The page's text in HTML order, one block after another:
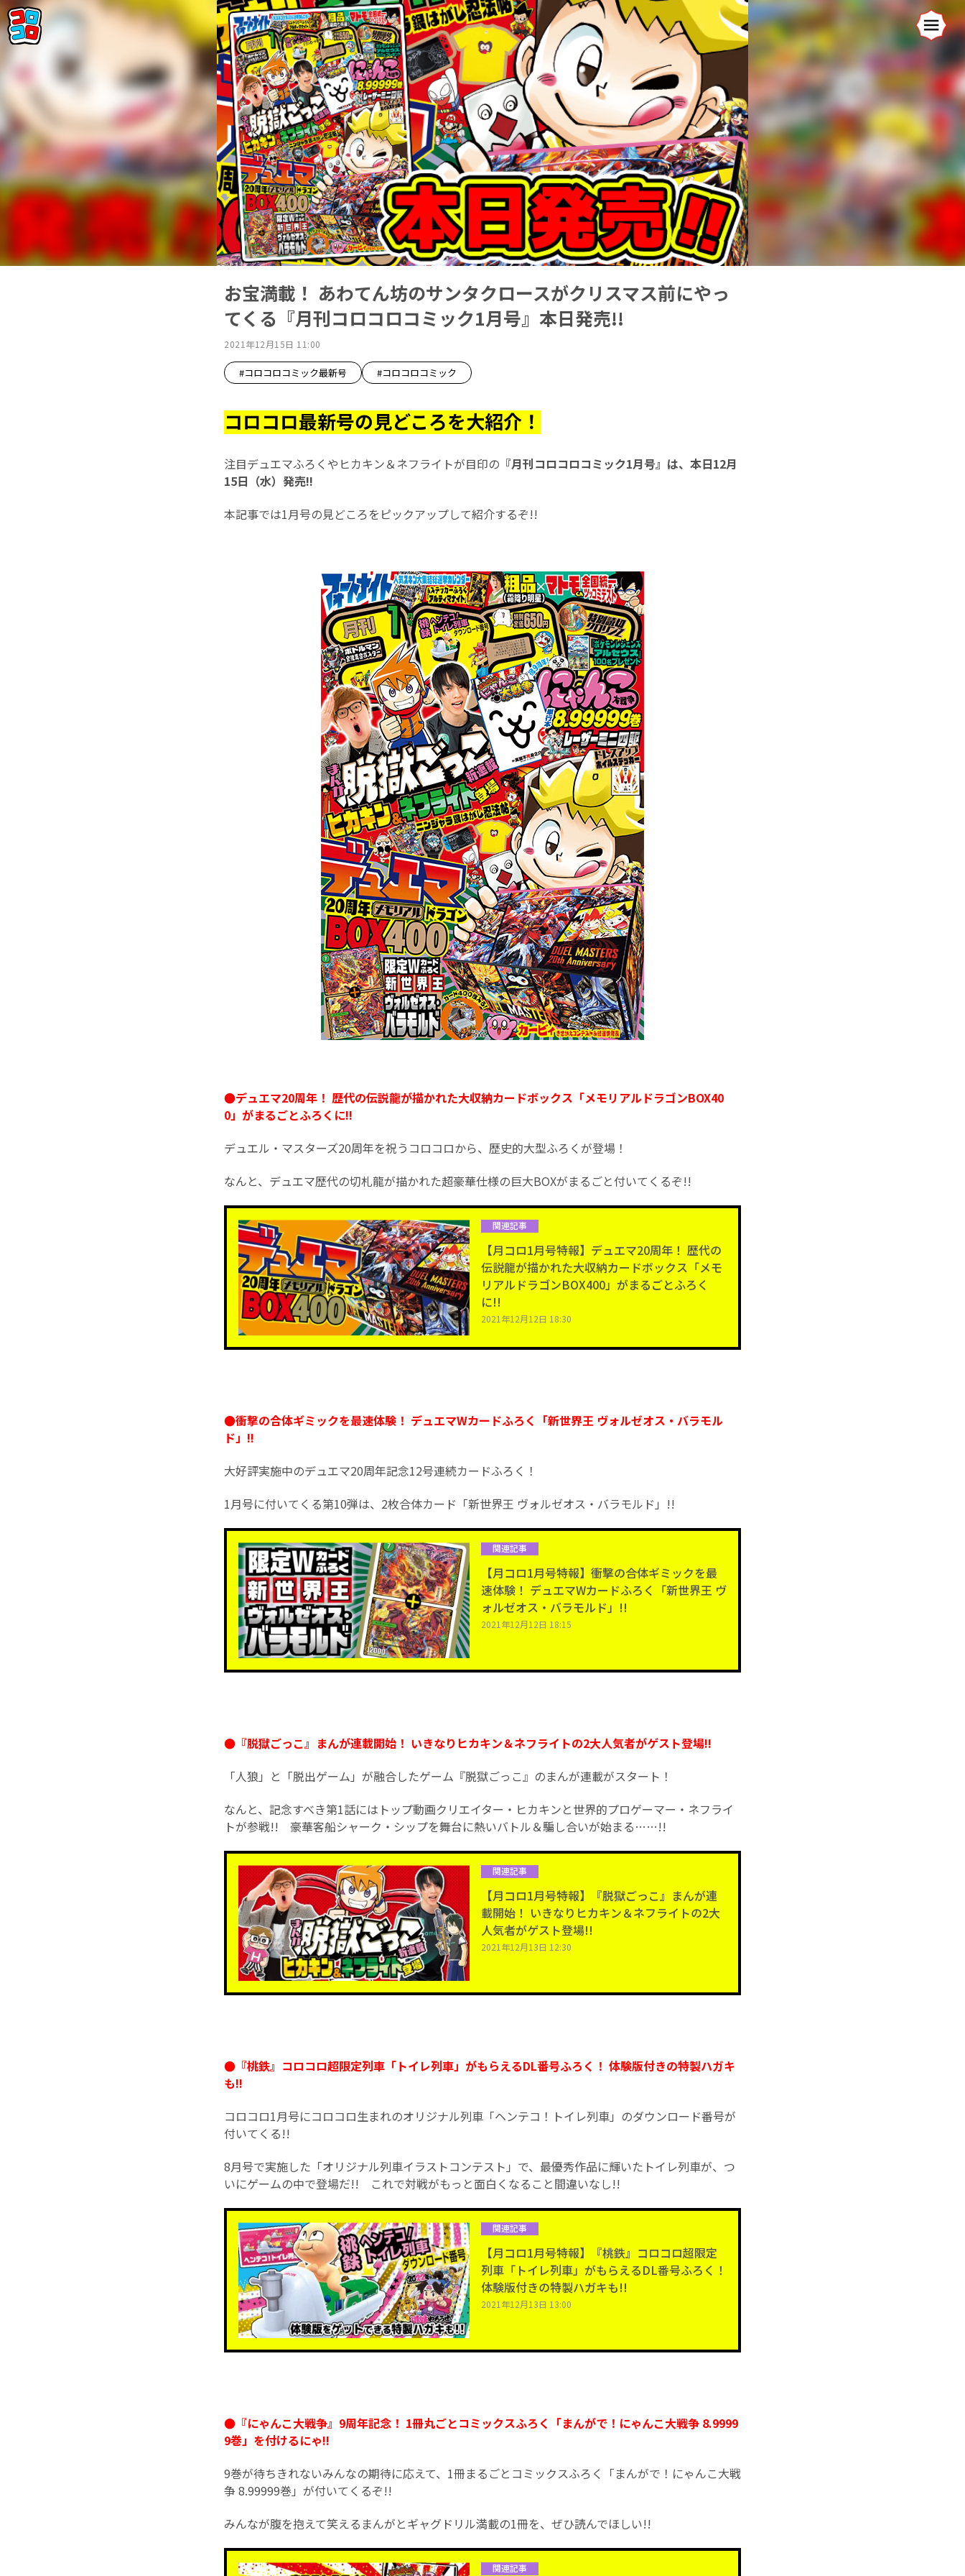
お宝満載！ あわてん坊のサンタクロースがクリスマス前にやっ
てくる『月刊コロコロコミック1月号』本日発売!!
2021年12月15日 11:00
#コロコロコミック最新号 #コロコロコミック
コロコロ最新号の見どころを大紹介！
注目デュエマふろくやヒカキン＆ネフライトが目印の 『月刊コロコロコミック1月号』は、本日12月
15日（水）発売!!
本記事では1月号の見どころをピックアップして紹介するぞ!!
●デュエマ20周年！ 歴代の伝説龍が描かれた大収納カードボックス「メモリアルドラゴンBOX40
0」がまるごとふろくに!!
デュエル・マスターズ20周年を祝うコロコロから、歴史的大型ふろくが登場！
なんと、デュエマ歴代の切札龍が描かれた超豪華仕様の巨大BOXがまるごと付いてくるぞ!!
関連記事
【月コロ1月号特報】デュエマ20周年！ 歴代の
伝説龍が描かれた大収納カードボックス「メモ
リアルドラゴンBOX400」がまるごとふろく
に!!
2021年12月12日 18:30
●衝撃の合体ギミックを最速体験！ デュエマWカードふろく「新世界王 ヴォルゼオス・バラモル
ド」!!
大好評実施中のデュエマ20周年記念12号連続カードふろく！
1月号に付いてくる第10弾は、2枚合体カード「新世界王 ヴォルゼオス・バラモルド」!!
関連記事
【月コロ1月号特報】衝撃の合体ギミックを最
速体験！ デュエマWカードふろく「新世界王 ヴ
ォルゼオス・バラモルド」!!
2021年12月12日 18:15
●『脱獄ごっこ』まんが連載開始！ いきなりヒカキン＆ネフライトの2大人気者がゲスト登場!!
「人狼」と「脱出ゲーム」が融合したゲーム『脱獄ごっこ』のまんが連載がスタート！
なんと、記念すべき第1話にはトップ動画クリエイター・ヒカキンと世界的プロゲーマー・ネフライ
トが参戦!! 豪華客船シャーク・シップを舞台に熱いバトル＆騙し合いが始まる……!!
関連記事
【月コロ1月号特報】『脱獄ごっこ』まんが連
載開始！ いきなりヒカキン＆ネフライトの2大
人気者がゲスト登場!!
2021年12月13日 12:30
●『桃鉄』コロコロ超限定列車「トイレ列車」がもらえるDL番号ふろく！ 体験版付きの特製ハガキ
も!!
コロコロ1月号にコロコロ生まれのオリジナル列車「ヘンテコ！トイレ列車」のダウンロード番号が
付いてくる!!
8月号で実施した「オリジナル列車イラストコンテスト」で、最優秀作品に輝いたトイレ列車が、つ
いにゲームの中で登場だ!! これで対戦がもっと面白くなること間違いなし!!
関連記事
【月コロ1月号特報】『桃鉄』コロコロ超限定
列車「トイレ列車」がもらえるDL番号ふろく！
体験版付きの特製ハガキも!!
2021年12月13日 13:00
●『にゃんこ大戦争』9周年記念！ 1冊丸ごとコミックスふろく「まんがで！にゃんこ大戦争 8.9999
9巻」を付けるにゃ!!
9巻が待ちきれないみんなの期待に応えて、1冊まるごとコミックスふろく「まんがで！にゃんこ大戦
争 8.99999巻」が付いてくるぞ!!
みんなが腹を抱えて笑えるまんがとギャグドリル満載の1冊を、ぜひ読んでほしい!!
関連記事